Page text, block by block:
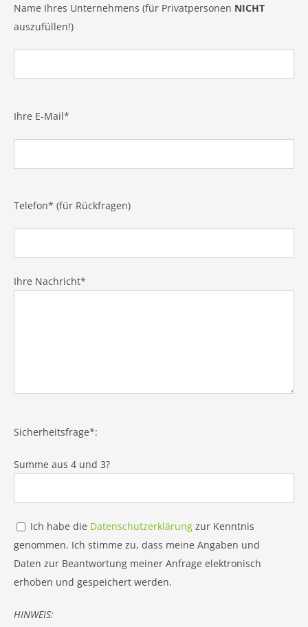
Name Ihres Unternehmens (für Privatpersonen NICHT
auszufüllen!)
Ihre E-Mail*
Telefon* (für Rückfragen)
Ihre Nachricht*
lasse
Feld
Sicherheitsfrage*:
Summe aus 4 und 3?
Ich habe die Datenschutzerklärung zur Kenntnis
genommen. Ich stimme zu, dass meine Angaben und
Daten zur Beantwortung meiner Anfrage elektronisch
erhoben und gespeichert werden.
HINWEIS: